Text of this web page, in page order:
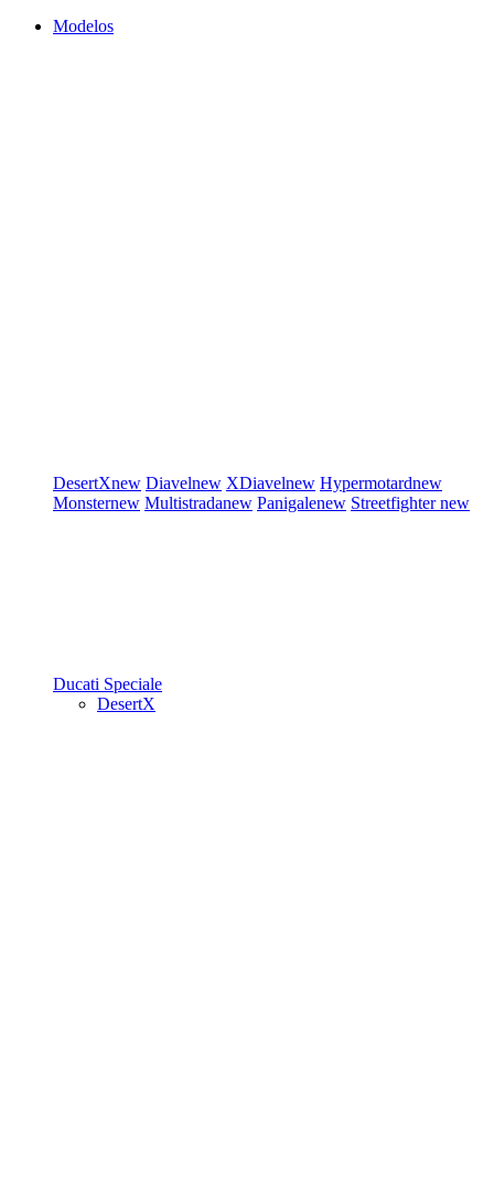
Modelos
DesertXnew Diavelnew XDiavelnew Hypermotardnew
Monsternew Multistradanew Panigalenew Streetfighternew
Ducati Speciale
DesertX